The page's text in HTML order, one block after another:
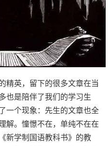
英，留下的很多文章在当
也是陪伴了我们的学习生
一个现象：先生的文章也全
解。憧憬不在，单纯不在在
新学制国语教科书》的教